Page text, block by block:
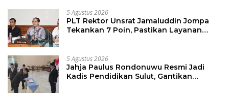
5 Agustus 2026
PLT Rektor Unsrat Jamaluddin Jompa
Tekankan 7 Poin, Pastikan Layanan
5 Agustus 2026
Jahja Paulus Rondonuwu Resmi Jadi
Kadis Pendidikan Sulut, Gantikan